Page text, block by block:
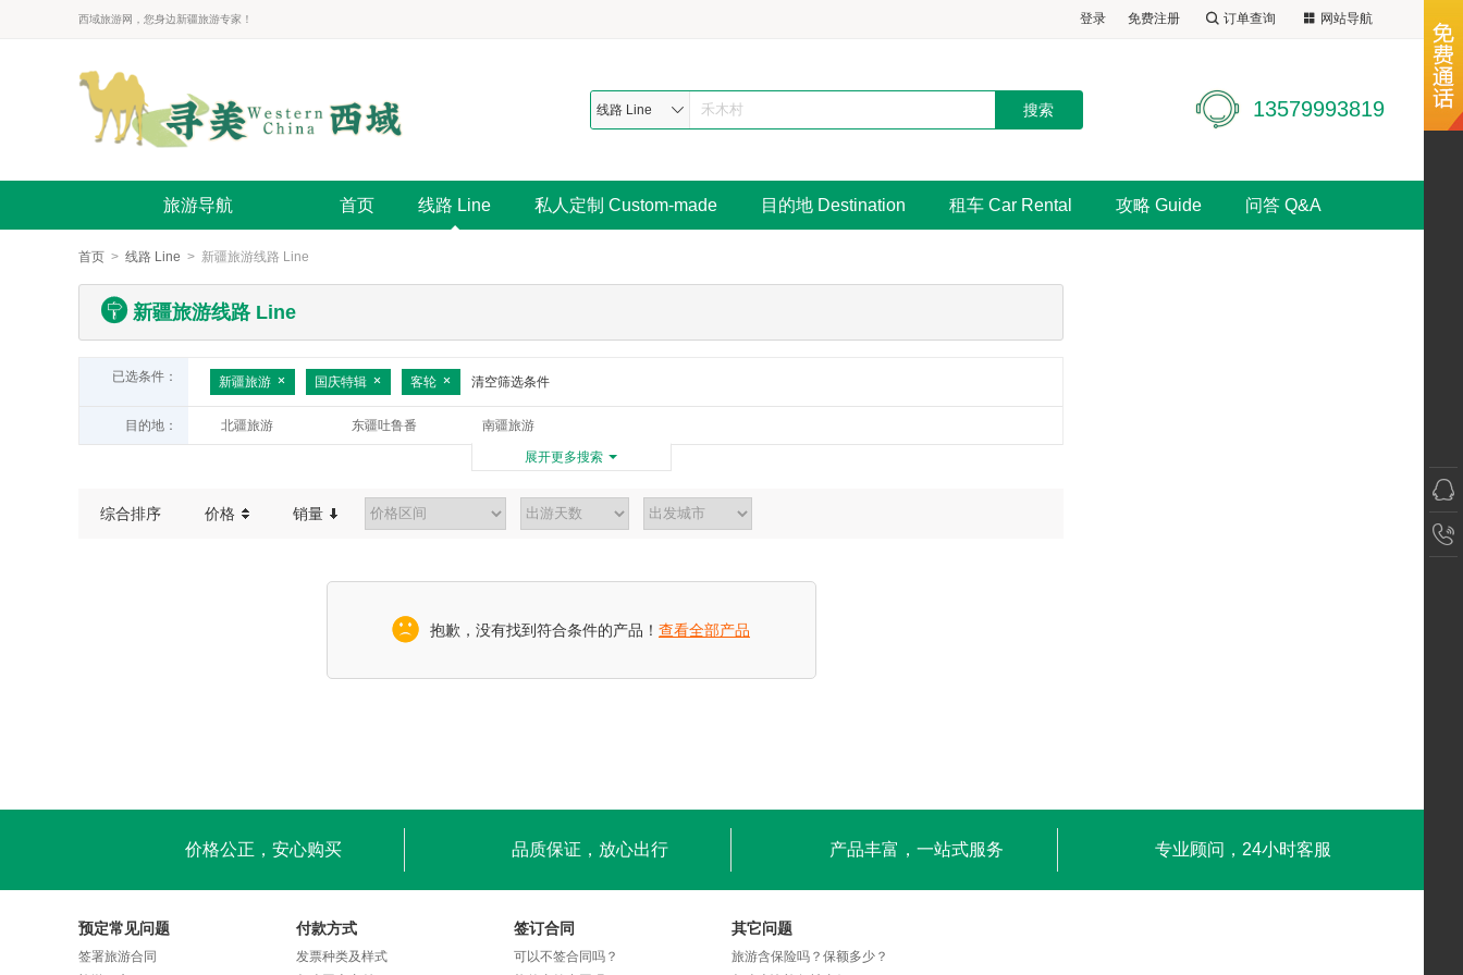
西域旅游网，您身边新疆旅游专家！ 登录 免费注册 订单查询 网站导航
线路 Line 13579993819
旅游导航 首页 线路 Line 私人定制 Custom-made 目的地 Destination 租车 Car Rental 攻略 Guide 问答 Q&A
首页 > 线路 Line > 新疆旅游线路 Line
新疆旅游线路 Line
已选条件： 新疆旅游 国庆特辑 客轮 清空筛选条件
目的地： 北疆旅游 东疆吐鲁番 南疆旅游
展开更多搜索
综合排序 价格 销量
抱歉，没有找到符合条件的产品！ 查看全部产品
价格公正，安心购买 品质保证，放心出行 产品丰富，一站式服务 专业顾问，24小时客服
预定常见问题
签署旅游合同
付款方式
发票种类及样式
签订合同
可以不签合同吗？
其它问题
旅游含保险吗？保额多少？